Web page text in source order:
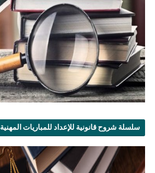
سلسلة شروح قانونية للإعداد للمباريات المهنية